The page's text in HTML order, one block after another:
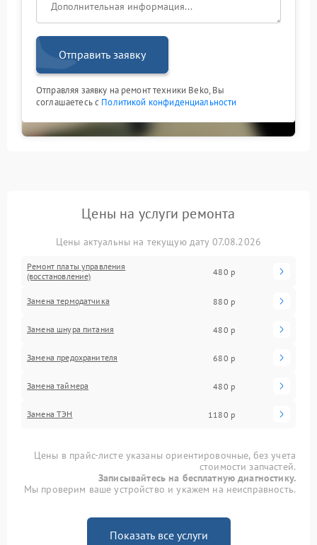
Отправить заявку
Отправляя заявку на ремонт техники Beko, Вы
соглашаетесь с Политикой конфиденциальности
Цены на услуги ремонта
Цены актуальны на текущую дату 07.08.2026
Ремонт платы управления
(восстановление)
480 р
Замена термодатчика 880 р
Замена шнура питания 480 р
Замена предохранителя 680 р
Замена таймера 480 р
Замена ТЭН 1180 р
Цены в прайс-листе указаны ориентировочные, без учета
стоимости запчастей.
Записывайтесь на бесплатную диагностику.
Мы проверим ваше устройство и укажем на неисправность.
Показать все услуги